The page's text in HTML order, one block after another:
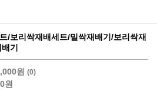
/보리싹재배세트/밀싹재배기/보리싹재
기
원 (0)
원